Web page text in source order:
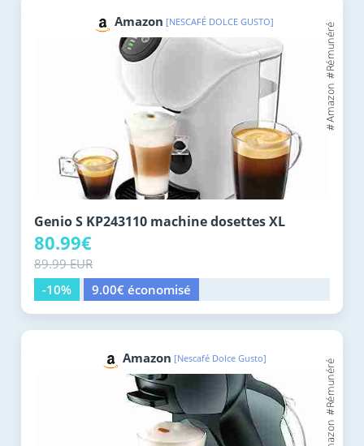
Amazon [NESCAFÉ DOLCE GUSTO]
Genio S KP243110 machine dosettes XL
80.99€
89.99 EUR
-10%
9.00€ économisé
Amazon [Nescafé Dolce Gusto]